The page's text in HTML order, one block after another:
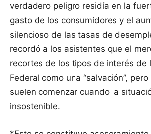
verdadero peligro residía en la
gasto de los consumidores y el
silencioso de las tasas de
recordó a los asistentes que el
recortes de los tipos de interés de
Federal como una “salvación”,
suelen comenzar cuando la
insostenible.